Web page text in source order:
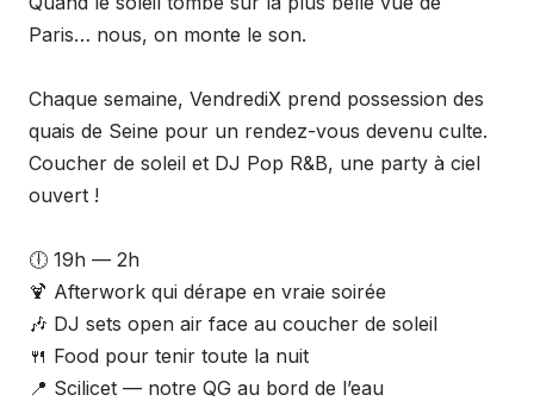
Paris… nous, on monte le son.
Chaque semaine, VendrediX prend possession des
quais de Seine pour un rendez-vous devenu culte.
Coucher de soleil et DJ Pop R&B, une party à ciel
ouvert !
🕕 19h — 2h
🍹 Afterwork qui dérape en vraie soirée
🎶 DJ sets open air face au coucher de soleil
🍴 Food pour tenir toute la nuit
📍 Scilicet — notre QG au bord de l’eau